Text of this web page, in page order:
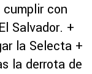
con
Salvador. +
la Selecta +
la derrota de